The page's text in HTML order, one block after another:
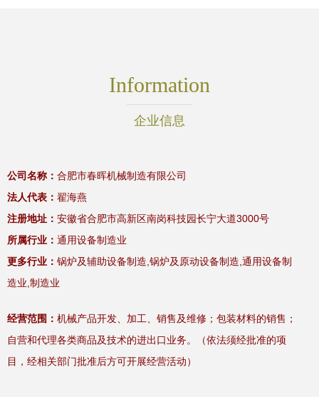
Information
企业信息
公司名称： 合肥市春晖机械制造有限公司
法人代表： 翟海燕
注册地址： 安徽省合肥市高新区南岗科技园长宁大道3000号
所属行业： 通用设备制造业
更多行业： 锅炉及辅助设备制造,锅炉及原动设备制造,通用设备制
造业,制造业
经营范围： 机械产品开发、加工、销售及维修；包装材料的销售；
自营和代理各类商品及技术的进出口业务。（依法须经批准的项
目，经相关部门批准后方可开展经营活动）